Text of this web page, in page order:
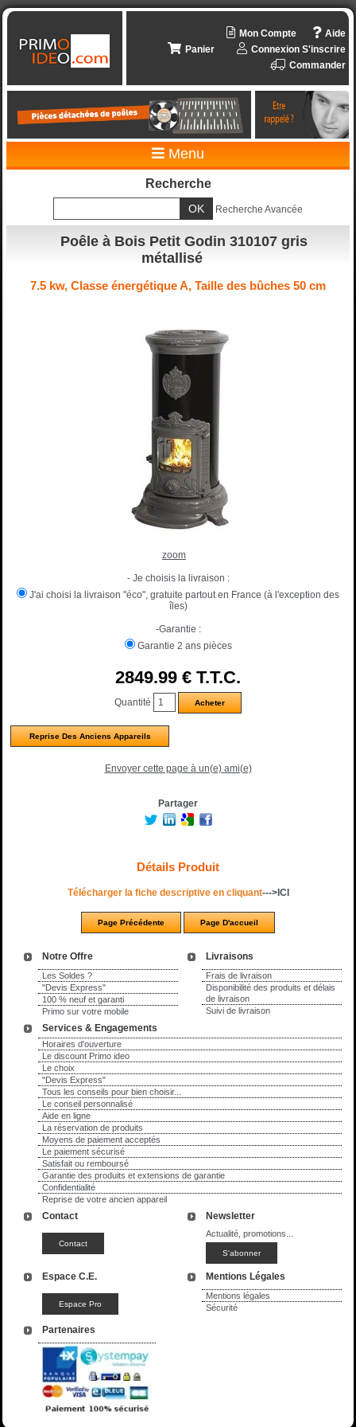
Aide
Mon Compte
Connexion S'inscrire
Panier
Commander
Menu
Notre Offre
Les Soldes ?
"Devis Express"
100 % neuf et garanti
Primo sur votre mobile
Livraisons
Frais de livraison
Disponibilité des produits et délais
de livraison
Suivi de livraison
Services & Engagements
Horaires d'ouverture
Le discount Primo ideo
Le choix
"Devis Express"
Tous les conseils pour bien choisir...
Le conseil personnalisé
Aide en ligne
La réservation de produits
Moyens de paiement acceptés
Le paiement sécurisé
Satisfait ou remboursé
Garantie des produits et extensions de garantie
Confidentialité
Reprise de votre ancien appareil
Recherche
Recherche Avancée
Contact Newsletter
Actualité, promotions...
Espace C.E. Mentions Légales
Mentions légales
Sécurité
Partenaires
Poêle à Bois Petit Godin 310107 gris
métallisé
7.5 kw, Classe énergétique A, Taille des bûches 50 cm
zoom
- Je choisis la livraison :
J'ai choisi la livraison "éco", gratuite partout en France (à l'exception des
îles)
-Garantie :
Garantie 2 ans pièces
2849.99 € T.T.C.
Quantité
Reprise Des Anciens Appareils
Envoyer cette page à un(e) ami(e)
Partager
Détails Produit
Télécharger la fiche descriptive en cliquant--->ICI